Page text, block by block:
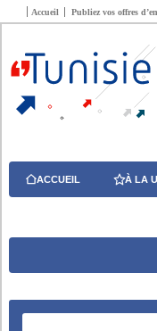
Accueil Publiez vos offres
ACCUEIL À LA